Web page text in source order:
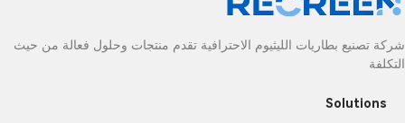
شركة تصنيع بطاريات الليثيوم الاحترافية تقدم منتجات وحلول فعالة من حيث
التكلفة
Solutions